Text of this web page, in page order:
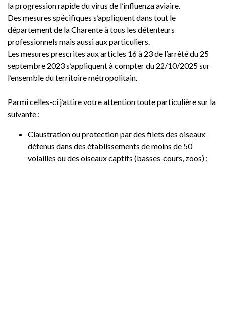
la progression rapide du virus de l’influenza aviaire.
Des mesures spécifiques s’appliquent dans tout le
département de la Charente à tous les détenteurs
professionnels mais aussi aux particuliers.
Les mesures prescrites aux articles 16 à 23 de l’arrêté du 25
septembre 2023 s’appliquent à compter du 22/10/2025 sur
l’ensemble du territoire métropolitain.
Parmi celles-ci j’attire votre attention toute particulière sur la
suivante :
Claustration ou protection par des filets des oiseaux
détenus dans des établissements de moins de 50
volailles ou des oiseaux captifs (basses-cours, zoos) ;